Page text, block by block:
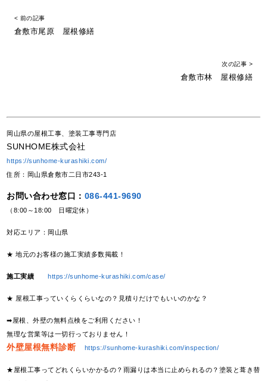
< 前の記事
倉敷市尾原 屋根修繕
次の記事 >
倉敷市林 屋根修繕
岡山県の屋根工事、塗装工事専門店
SUNHOME株式会社
https://sunhome-kurashiki.com/
住所：岡山県倉敷市二日市243-1
お問い合わせ窓口： 086-441-9690
（8:00～18:00 日曜定休）
対応エリア：岡山県
★ 地元のお客様の施工実績多数掲載！
施工実績 https://sunhome-kurashiki.com/case/
★ 屋根工事っていくらくらいなの？見積りだけでもいいのかな？
➡屋根、外壁の無料点検をご利用ください！
無理な営業等は一切行っておりません！
外壁屋根無料診断 https://sunhome-kurashiki.com/inspection/
★屋根工事ってどれくらいかかるの？雨漏りは本当に止められるの？塗装と葺き替